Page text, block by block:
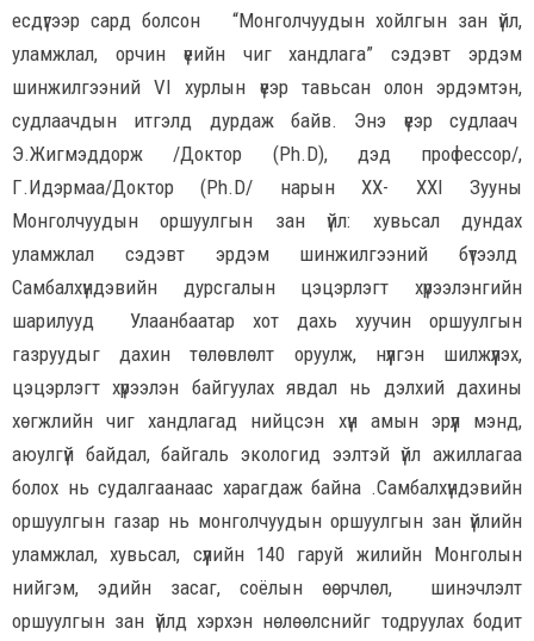
есдүгээр сард болсон “Монголчуудын хойлгын зан үйл,
уламжлал, орчин үеийн чиг хандлага” сэдэвт эрдэм
шинжилгээний VI хурлын үеэр тавьсан олон эрдэмтэн,
судлаачдын итгэлд дурдаж байв. Энэ үеэр судлаач
Э.Жигмэддорж /Доктор (Ph.D), дэд профессор/,
Г.Идэрмаа/Доктор (Ph.D/ нарын XX- XXI Зууны
Монголчуудын оршуулгын зан үйл: хувьсал дундах
уламжлал сэдэвт эрдэм шинжилгээний бүтээлд
Самбалхүндэвийн дурсгалын цэцэрлэгт хүрээлэнгийн
шарилууд Улаанбаатар хот дахь хуучин оршуулгын
газруудыг дахин төлөвлөлт оруулж, нүүлгэн шилжүүлэх,
цэцэрлэгт хүрээлэн байгуулах явдал нь дэлхий дахины
хөгжлийн чиг хандлагад нийцсэн хүн амын эрүүл мэнд,
аюулгүй байдал, байгаль экологид ээлтэй үйл ажиллагаа
болох нь судалгаанаас харагдаж байна .Самбалхүндэвийн
оршуулгын газар нь монголчуудын оршуулгын зан үйлийн
уламжлал, хувьсал, сүүлийн 140 гаруй жилийн Монголын
нийгэм, эдийн засаг, соёлын өөрчлөл, шинэчлэлт
оршуулгын зан үйлд хэрхэн нөлөөлснийг тодруулах бодит